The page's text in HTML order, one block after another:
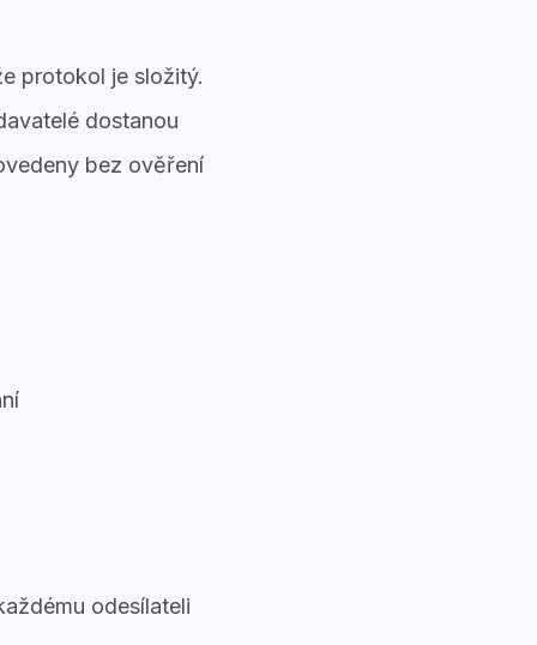
protokol je složitý.
dostanou
bez ověření
odesílateli